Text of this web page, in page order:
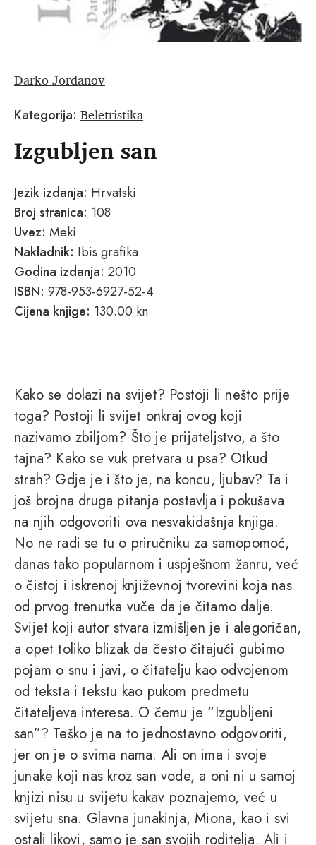
Darko Jordanov
Kategorija: Beletristika
Izgubljen san
Jezik izdanja: Hrvatski
Broj stranica: 108
Uvez: Meki
Nakladnik: Ibis grafika
Godina izdanja: 2010
ISBN: 978-953-6927-52-4
Cijena knjige: 130.00 kn
Kako se dolazi na svijet? Postoji li nešto prije
toga? Postoji li svijet onkraj ovog koji
nazivamo zbiljom? Što je prijateljstvo, a što
tajna? Kako se vuk pretvara u psa? Otkud
strah? Gdje je i što je, na koncu, ljubav? Ta i
još brojna druga pitanja postavlja i pokušava
na njih odgovoriti ova nesvakidašnja knjiga.
No ne radi se tu o priručniku za samopomoć,
danas tako popularnom i uspješnom žanru, već
o čistoj i iskrenoj književnoj tvorevini koja nas
od prvog trenutka vuče da je čitamo dalje.
Svijet koji autor stvara izmišljen je i alegoričan,
a opet toliko blizak da često čitajući gubimo
pojam o snu i javi, o čitatelju kao odvojenom
od teksta i tekstu kao pukom predmetu
čitateljeva interesa. O čemu je “Izgubljeni
san”? Teško je na to jednostavno odgovoriti,
jer on je o svima nama. Ali on ima i svoje
junake koji nas kroz san vode, a oni ni u samoj
knjizi nisu u svijetu kakav poznajemo, već u
svijetu sna. Glavna junakinja, Miona, kao i svi
ostali likovi, samo je san svojih roditelja. Ali i